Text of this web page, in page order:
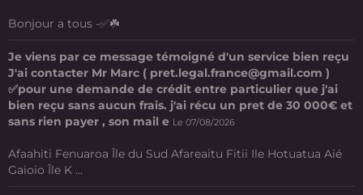
Bonjour a tous -✅☘️
Je viens par ce message témoigné d'un service bien reçu
J'ai contacter Mr Marc ( pret.legal.france@gmail.com )
✅pour une demande de crédit entre particulier que j'ai
bien reçu sans aucun frais. j'ai récu un pret de 30 000€ et
sans rien payer , son mail e Le 07/08/2026
Afaahiti Fenuaroa Île du Sud Afareaitu Fitii Ile Hotuatua Aié
Gaioio Île K ...